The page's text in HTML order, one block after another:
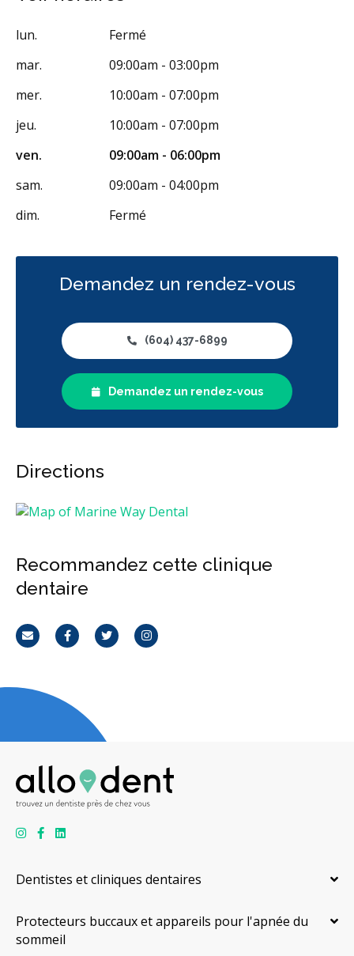
Reconstruction complète de la bouche
Botox - Thérapeutique
Appareils dentaires
Soins dentaires pour enfants
Services esthétiques
Prothèses dentaires
Urgences
Endodontie Chirurgie buccale
Parodontie
Hygiène préventive et nettoyages
Sédation
Facturation Directe
RCSD (Régime canadien de soins dentaires)
lun.
Fermé
mar.
09:00am - 03:00pm
mer.
10:00am - 07:00pm
jeu.
10:00am - 07:00pm
ven.
09:00am - 06:00pm
sam.
09:00am - 04:00pm
dim.
Fermé
Demandez un rendez-vous
(604) 437-6899
Demandez un rendez-vous
Directions
Recommandez cette clinique
dentaire
CourrielFacebookTwitterInstagram
Dentistes et cliniques dentaires
Protecteurs buccaux et appareils pour l'apnée du
sommeil